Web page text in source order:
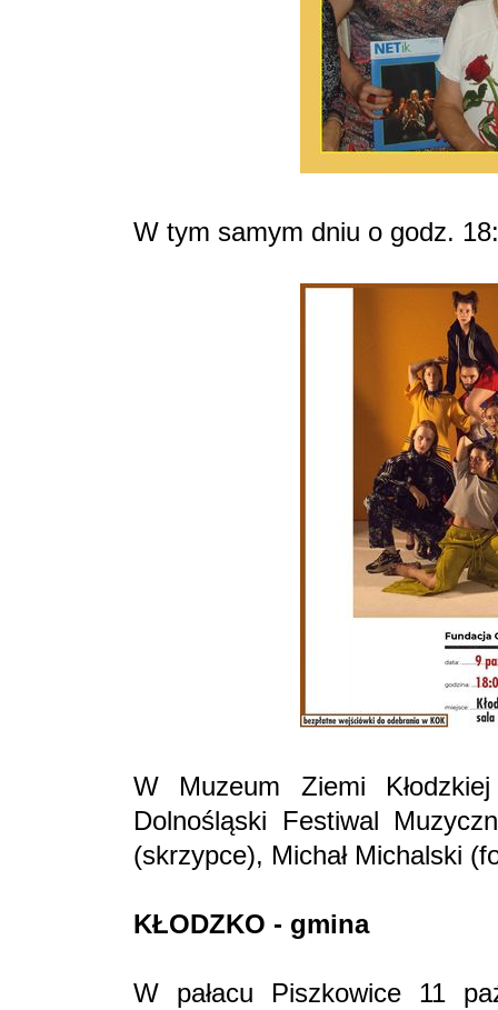
W tym samym dniu o godz.
W Muzeum Ziemi
Dolnośląski Festiwal
(skrzypce), Michał Michalski
KŁODZKO - gmina
W pałacu Piszkowice 11